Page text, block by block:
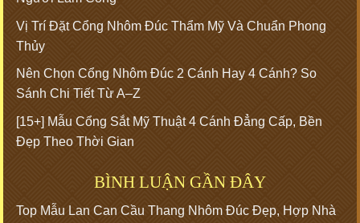
Vị Trí Đặt Cổng Nhôm Đúc Thẩm Mỹ Và Chuẩn Phong
Thủy
Nên Chọn Cổng Nhôm Đúc 2 Cánh Hay 4 Cánh? So
Sánh Chi Tiết Từ A–Z
[15+] Mẫu Cổng Sắt Mỹ Thuật 4 Cánh Đẳng Cấp, Bền
Đẹp Theo Thời Gian
BÌNH LUẬN GẦN ĐÂY
Top Mẫu Lan Can Cầu Thang Nhôm Đúc Đẹp, Hợp Nhà